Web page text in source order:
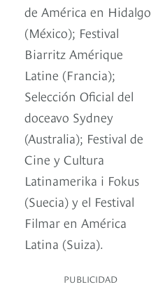
de América en Hidalgo
(México); Festival
Biarritz Amérique
Latine (Francia);
Selección Oficial del
doceavo Sydney
(Australia); Festival de
Cine y Cultura
Latinamerika i Fokus
(Suecia) y el Festival
Filmar en América
Latina (Suiza).
PUBLICIDAD